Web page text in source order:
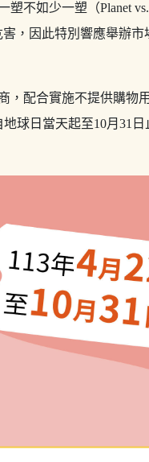
不如少一塑（Planet vs.
，因此特別響應舉辦市
，配合實施不提供購物
球日當天起至10月31日